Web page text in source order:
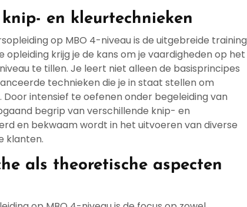
en kleurtechnieken
op MBO 4-niveau is de uitgebreide training
opleiding krijg je de kans om je vaardigheden op het
te tillen. Je leert niet alleen de basisprincipes
technieken die je in staat stellen om
intensief te oefenen onder begeleiding van
begrip van verschillende knip- en
en bekwaam wordt in het uitvoeren van diverse
klanten.
als theoretische aspecten